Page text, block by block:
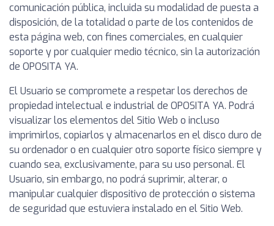
comunicación pública, incluida su modalidad de puesta a
disposición, de la totalidad o parte de los contenidos de
esta página web, con fines comerciales, en cualquier
soporte y por cualquier medio técnico, sin la autorización
de OPOSITA YA.
El Usuario se compromete a respetar los derechos de
propiedad intelectual e industrial de OPOSITA YA. Podrá
visualizar los elementos del Sitio Web o incluso
imprimirlos, copiarlos y almacenarlos en el disco duro de
su ordenador o en cualquier otro soporte físico siempre y
cuando sea, exclusivamente, para su uso personal. El
Usuario, sin embargo, no podrá suprimir, alterar, o
manipular cualquier dispositivo de protección o sistema
de seguridad que estuviera instalado en el Sitio Web.